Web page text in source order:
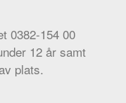
0382-154 00
12 år samt
plats.